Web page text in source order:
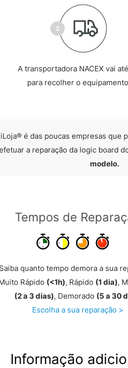
A transportadora NACEX vai
para recolher o equipamento
é das poucas empresas que
a reparação da logic board
modelo.
Tempos de
Saiba quanto tempo demora a sua
Rápido (<1h), Rápido (1 dia),
(2 a 3 dias), Demorado (5 a 30
Escolha a sua reparação >
Informação